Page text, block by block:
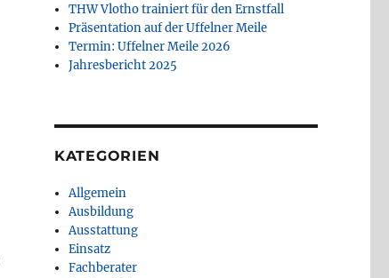
THW Vlotho trainiert für den Ernstfall
Präsentation auf der Uffelner Meile
Termin: Uffelner Meile 2026
Jahresbericht 2025
KATEGORIEN
Allgemein
Ausbildung
Ausstattung
Einsatz
Fachberater